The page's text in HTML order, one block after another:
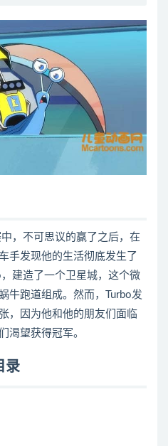
，不可思议的赢了之后，在
手发现他的生活彻底发生了
建造了一个卫星城，这个微
牛跑道组成。然而，Turbo发
，因为他和他的朋友们面临
渴望获得冠军。
录